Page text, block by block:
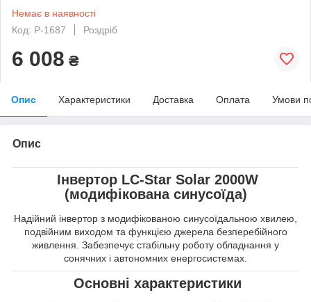
Немає в наявності
Код: P-1687
Роздріб
6 008 ₴
Опис Характеристики Доставка Оплата Умови
Опис
Інвертор LC-Star Solar 2000W
(модифікована синусоїда)
Надійний інвертор з модифікованою синусоїдальною хвилею,
подвійним виходом та функцією джерела безперебійного
живлення. Забезпечує стабільну роботу обладнання у
сонячних і автономних енергосистемах.
Основні характеристики